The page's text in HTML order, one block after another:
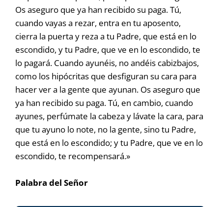
Os aseguro que ya han recibido su paga. Tú,
cuando vayas a rezar, entra en tu aposento,
cierra la puerta y reza a tu Padre, que está en lo
escondido, y tu Padre, que ve en lo escondido, te
lo pagará. Cuando ayunéis, no andéis cabizbajos,
como los hipócritas que desfiguran su cara para
hacer ver a la gente que ayunan. Os aseguro que
ya han recibido su paga. Tú, en cambio, cuando
ayunes, perfúmate la cabeza y lávate la cara, para
que tu ayuno lo note, no la gente, sino tu Padre,
que está en lo escondido; y tu Padre, que ve en lo
escondido, te recompensará.»
Palabra del Señor